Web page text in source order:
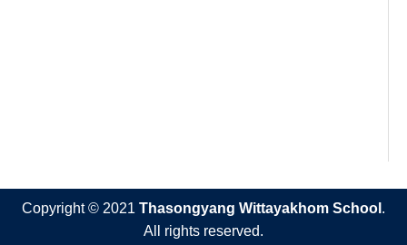
Copyright © 2021Thasongyang Wittayakhom School.
All rights reserved.